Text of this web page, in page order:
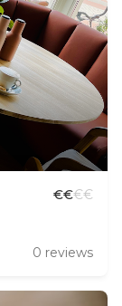
€€€€
0 reviews